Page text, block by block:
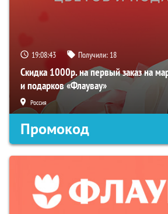
19:08:42 Получили: 18
Скидка 1000р. на первый заказ на
и подарков «Флаувау»
Россия
Промокод